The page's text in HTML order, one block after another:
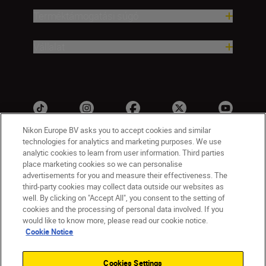
HU Nikon Sites
Lépjen kapcsolatba velünk
Adatvédelmi nyilatkozat
Jogi nyilatkozat
Sütikkel kapcsolatos nyilatkozat
Nikon Europe BV asks you to accept cookies and similar
technologies for analytics and marketing purposes. We use
analytic cookies to learn from user information. Third parties
place marketing cookies so we can personalise
advertisements for you and measure their effectiveness. The
third-party cookies may collect data outside our websites as
well. By clicking on "Accept All", you consent to the setting of
cookies and the processing of personal data involved. If you
would like to know more, please read our cookie notice.
Cookie Notice
Cookies Settings